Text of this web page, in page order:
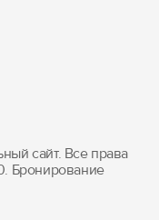
сайт. Все права
Бронирование